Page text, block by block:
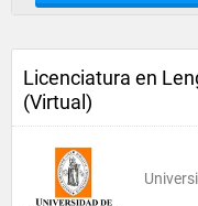
Licenciatura en
(Virtual)